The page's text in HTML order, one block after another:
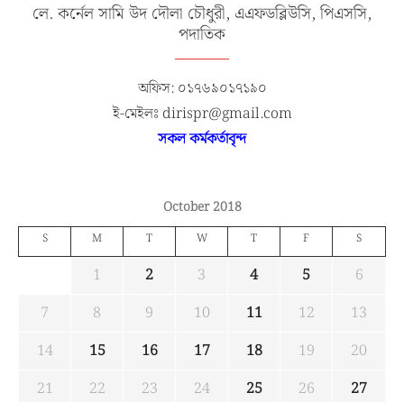
লে. কর্নেল সামি উদ দৌলা চৌধুরী, এএফডব্লিউসি, পিএসসি,
পদাতিক
অফিস: ০১৭৬৯০১৭১৯০
ই-মেইলঃ dirispr@gmail.com
সকল কর্মকর্তাবৃন্দ
October 2018
S M T W T F S
1 2 3 4 5
6
7
8 9 10 11 12
13
14
15 16 17 18 19
20
21
22 23 24 25 26
27